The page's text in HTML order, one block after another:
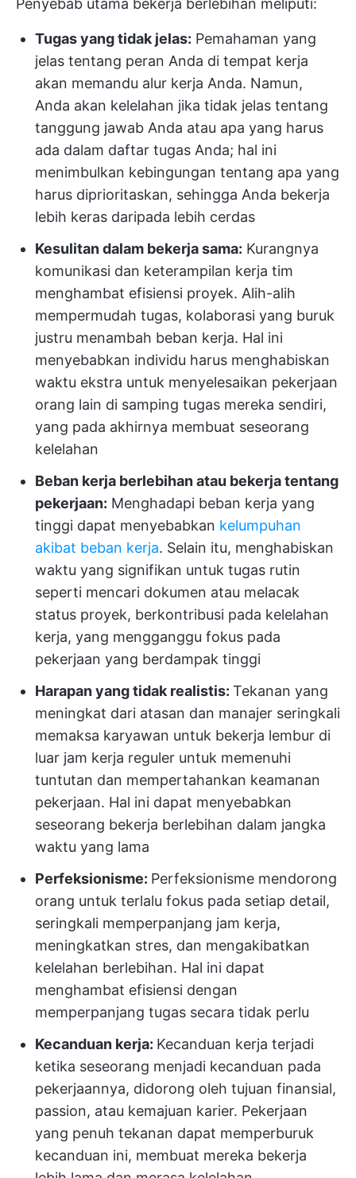
Penyebab utama bekerja berlebihan meliputi:
Tugas yang tidak jelas: Pemahaman yang
jelas tentang peran Anda di tempat kerja
akan memandu alur kerja Anda. Namun,
Anda akan kelelahan jika tidak jelas tentang
tanggung jawab Anda atau apa yang harus
ada dalam daftar tugas Anda; hal ini
menimbulkan kebingungan tentang apa yang
harus diprioritaskan, sehingga Anda bekerja
lebih keras daripada lebih cerdas
Kesulitan dalam bekerja sama: Kurangnya
komunikasi dan keterampilan kerja tim
menghambat efisiensi proyek. Alih-alih
mempermudah tugas, kolaborasi yang buruk
justru menambah beban kerja. Hal ini
menyebabkan individu harus menghabiskan
waktu ekstra untuk menyelesaikan pekerjaan
orang lain di samping tugas mereka sendiri,
yang pada akhirnya membuat seseorang
kelelahan
Beban kerja berlebihan atau bekerja tentang
pekerjaan: Menghadapi beban kerja yang
tinggi dapat menyebabkan kelumpuhan
akibat beban kerja. Selain itu, menghabiskan
waktu yang signifikan untuk tugas rutin
seperti mencari dokumen atau melacak
status proyek, berkontribusi pada kelelahan
kerja, yang mengganggu fokus pada
pekerjaan yang berdampak tinggi
Harapan yang tidak realistis: Tekanan yang
meningkat dari atasan dan manajer seringkali
memaksa karyawan untuk bekerja lembur di
luar jam kerja reguler untuk memenuhi
tuntutan dan mempertahankan keamanan
pekerjaan. Hal ini dapat menyebabkan
seseorang bekerja berlebihan dalam jangka
waktu yang lama
Perfeksionisme: Perfeksionisme mendorong
orang untuk terlalu fokus pada setiap detail,
seringkali memperpanjang jam kerja,
meningkatkan stres, dan mengakibatkan
kelelahan berlebihan. Hal ini dapat
menghambat efisiensi dengan
memperpanjang tugas secara tidak perlu
Kecanduan kerja: Kecanduan kerja terjadi
ketika seseorang menjadi kecanduan pada
pekerjaannya, didorong oleh tujuan finansial,
passion, atau kemajuan karier. Pekerjaan
yang penuh tekanan dapat memperburuk
kecanduan ini, membuat mereka bekerja